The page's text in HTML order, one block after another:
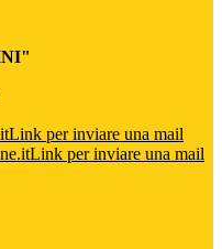
Link per inviare una mail
Link per inviare una mail